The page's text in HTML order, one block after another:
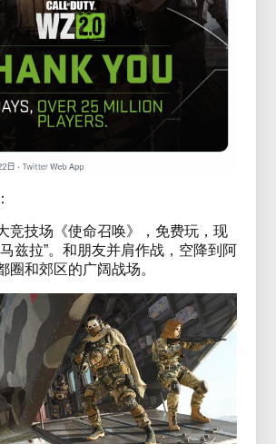
竞技场《使命召唤》，免费玩，现
兹拉”。和朋友并肩作战，空降到阿
圈和郊区的广阔战场。